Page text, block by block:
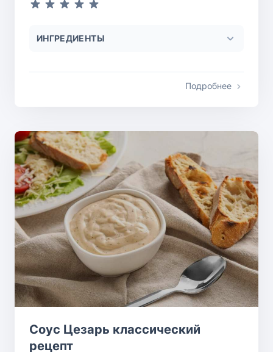
ИНГРЕДИЕНТЫ
Подробнее
Соус Цезарь классический
рецепт